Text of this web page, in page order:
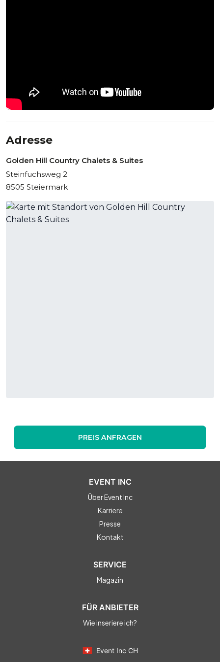
Adresse
Golden Hill Country Chalets & Suites
Steinfuchsweg 2
8505 Steiermark
PREIS ANFRAGEN
EVENT INC
Über Event Inc
Karriere
Presse
Kontakt
SERVICE
Magazin
FÜR ANBIETER
Wie inseriere ich?
Event Inc CH